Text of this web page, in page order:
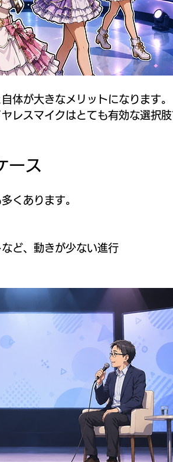
体が大きなメリットになります。
レスマイクはとても有効な選択
ース
くあります。
ど、動きが少ない進行